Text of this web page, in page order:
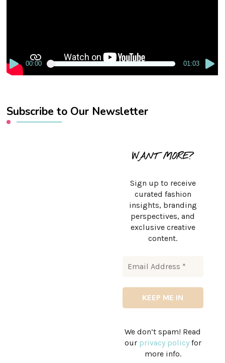
00:00 01:03
Subscribe to Our Newsletter
WANT MORE?
Sign up to receive
curated fashion
insights, branding
perspectives, and
exclusive creative
content.
We don’t spam! Read
our privacy policyfor
more info.